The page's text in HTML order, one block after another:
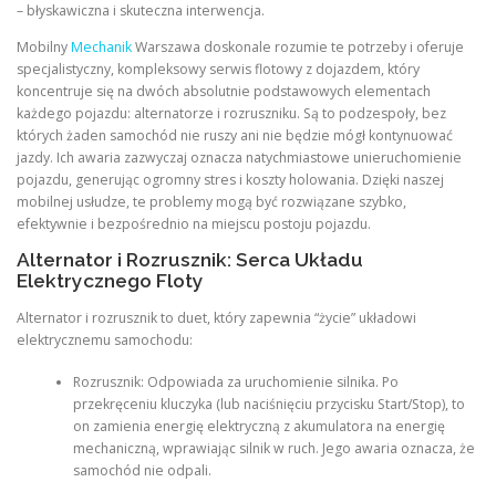
– błyskawiczna i skuteczna interwencja.
MobilnyMechanikWarszawa doskonale rozumie te potrzeby i oferuje
specjalistyczny, kompleksowy serwis flotowy z dojazdem, który
koncentruje się na dwóch absolutnie podstawowych elementach
każdego pojazdu: alternatorze i rozruszniku. Są to podzespoły, bez
których żaden samochód nie ruszy ani nie będzie mógł kontynuować
jazdy. Ich awaria zazwyczaj oznacza natychmiastowe unieruchomienie
pojazdu, generując ogromny stres i koszty holowania. Dzięki naszej
mobilnej usłudze, te problemy mogą być rozwiązane szybko,
efektywnie i bezpośrednio na miejscu postoju pojazdu.
Alternator i Rozrusznik: Serca Układu
Elektrycznego Floty
Alternator i rozrusznik to duet, który zapewnia “życie” układowi
elektrycznemu samochodu:
Rozrusznik: Odpowiada za uruchomienie silnika. Po
przekręceniu kluczyka (lub naciśnięciu przycisku Start/Stop), to
on zamienia energię elektryczną z akumulatora na energię
mechaniczną, wprawiając silnik w ruch. Jego awaria oznacza, że
samochód nie odpali.